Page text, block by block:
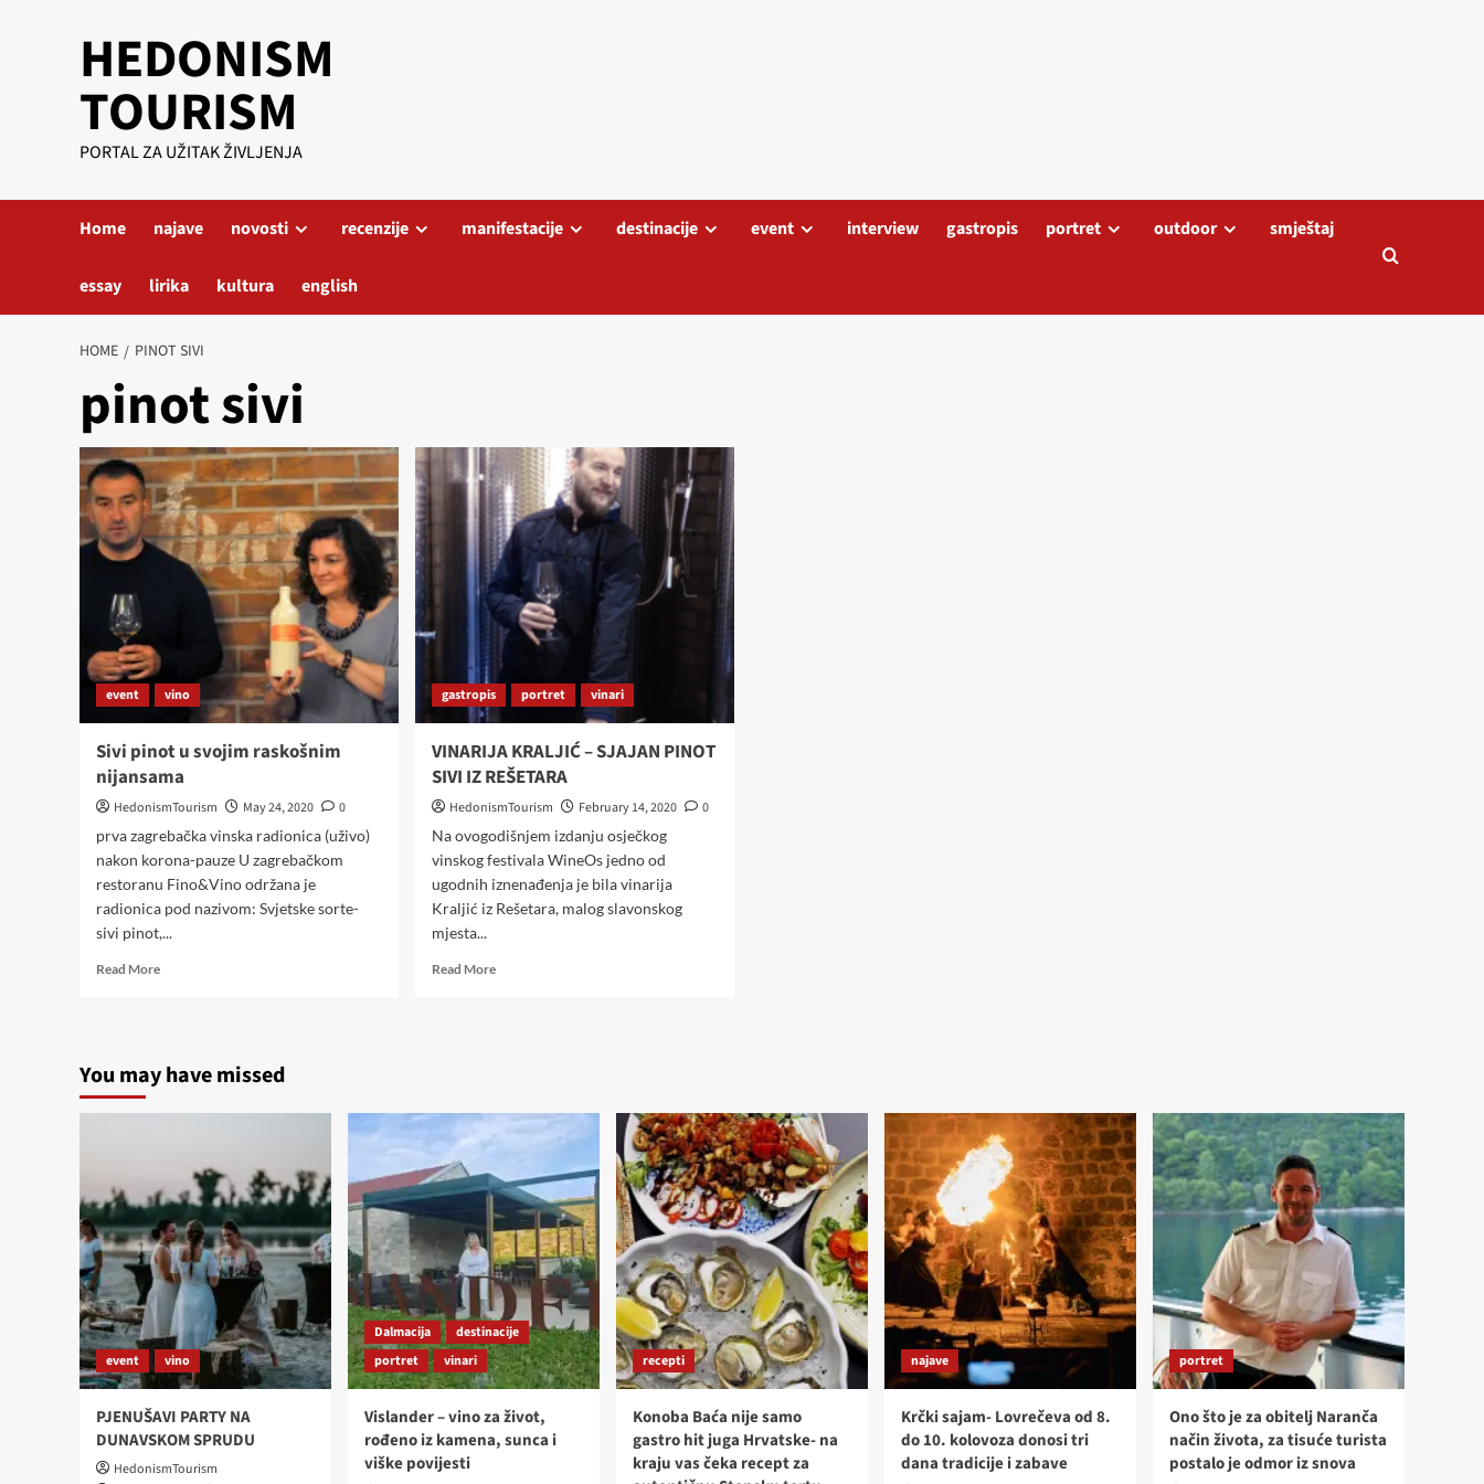
HEDONISM
TOURISM
PORTAL ZA UŽITAK ŽIVLJENJA
Home najave novosti recenzije manifestacije destinacije event interview gastropis portret outdoor smještaj
essay lirika kultura english
HOME PINOT SIVI
pinot sivi
event vino
Sivi pinot u svojim raskošnim
nijansama
HedonismTourism May 24, 2020
0
prva zagrebačka vinska radionica (uživo)
nakon korona-pauze U zagrebačkom
restoranu Fino&Vino održana je
radionica pod nazivom: Svjetske sorte-
sivi pinot,...
Read MoreRead
u
raskošnim
gastropis portret vinari
VINARIJA KRALJIĆ – SJAJAN PINOT
SIVI IZ REŠETARA
HedonismTourism February 14, 2020
0
Na ovogodišnjem izdanju osječkog
vinskog festivala WineOs jedno od
ugodnih iznenađenja je bila vinarija
Kraljić iz Rešetara, malog slavonskog
mjesta...
Read MoreRead
PINOT
SIVI
REŠETARA
You may have missed
event vino
PJENUŠAVI PARTY NA
DUNAVSKOM SPRUDU
HedonismTourism
Dalmacija
destinacije
portret
vinari
Vislander – vino za život,
rođeno iz kamena, sunca i
viške povijesti
recepti
Konoba Baća nije samo
gastro hit juga Hrvatske- na
kraju vas čeka recept za
najave
Krčki sajam- Lovrečeva od 8.
do 10. kolovoza donosi tri
dana tradicije i zabave
portret
Ono što je za obitelj Naranča
način života, za tisuće turista
postalo je odmor iz snova